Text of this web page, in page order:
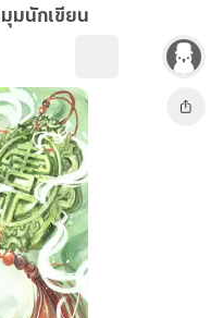
มุมนักเขียน